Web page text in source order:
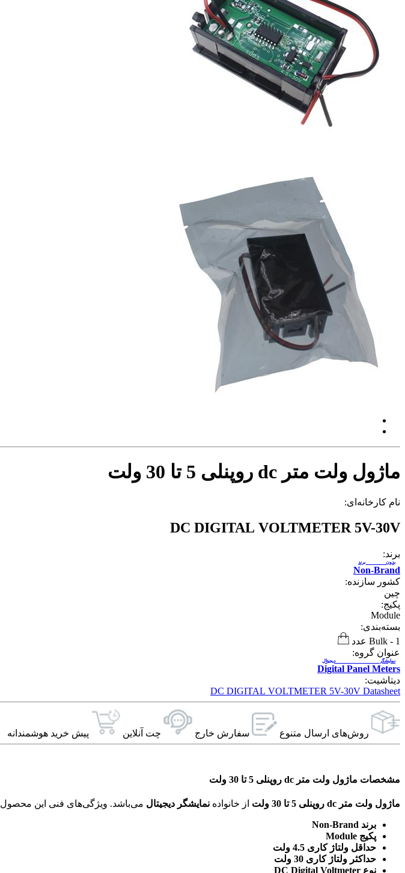
ماژول ولت متر dc روپنلی 5 تا 30 ولت
نام کارخانه‌ای:
DC DIGITAL VOLTMETER 5V-30V
برند:
Non-Brand
بدون برند
کشور سازنده:
چین
پکیج:
Module
بسته‌بندی:
Bulk - 1 عدد
عنوان گروه:
Digital Panel Meters
نمایشگر دیجیتال
دیتاشیت:
DC DIGITAL VOLTMETER 5V-30V Datasheet
روش‌های ارسال‌ متنوع سفارش خارج چت آنلاین پیش خرید هوشمندانه
مشخصات ماژول ولت متر dc روپنلی 5 تا 30 ولت
ماژول ولت متر dc روپنلی 5 تا 30 ولت از خانواده نمایشگر دیجیتال
برند Non-Brand
پکیج Module
حداقل ولتاژ کاری 4.5 ولت
حداکثر ولتاژ کاری 30 ولت
نوع DC Digital Voltmeter